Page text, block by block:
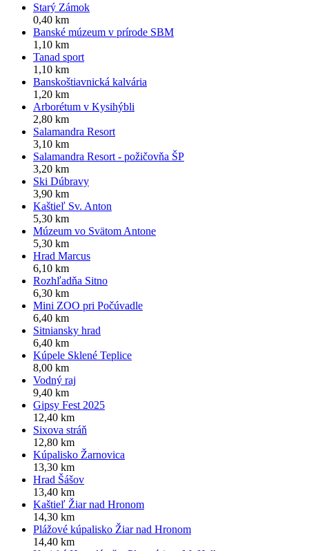
Starý Zámok
0,40 km
Banské múzeum v prírode SBM
1,10 km
Tanad sport
1,10 km
Banskoštiavnická kalvária
1,20 km
Arborétum v Kysihýbli
2,80 km
Salamandra Resort
3,10 km
Salamandra Resort - požičovňa ŠP
3,20 km
Ski Dúbravy
3,90 km
Kaštieľ Sv. Anton
5,30 km
Múzeum vo Svätom Antone
5,30 km
Hrad Marcus
6,10 km
Rozhľadňa Sitno
6,30 km
Mini ZOO pri Počúvadle
6,40 km
Sitniansky hrad
6,40 km
Kúpele Sklené Teplice
8,00 km
Vodný raj
9,40 km
Gipsy Fest 2025
12,40 km
Sixova stráň
12,80 km
Kúpalisko Žarnovica
13,30 km
Hrad Šášov
13,40 km
Kaštieľ Žiar nad Hronom
14,30 km
Plážové kúpalisko Žiar nad Hronom
14,40 km